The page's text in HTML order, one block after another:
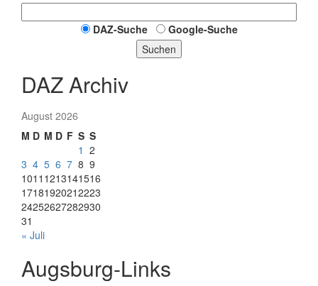
DAZ-Suche
Google-Suche
Suchen
DAZ Archiv
August 2026
M D M D F S S
1 2
3 4 5 6 7 8 9
1011 1213141516
17181920212223
24252627282930
31
« Juli
Augsburg-Links